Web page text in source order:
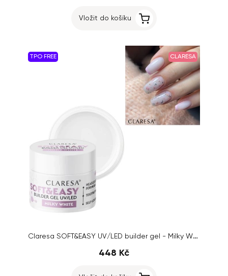
Vložit do košíku
TPO FREE CLARESA
Claresa SOFT&EASY UV/LED builder gel - Milky White, 90g
448 Kč